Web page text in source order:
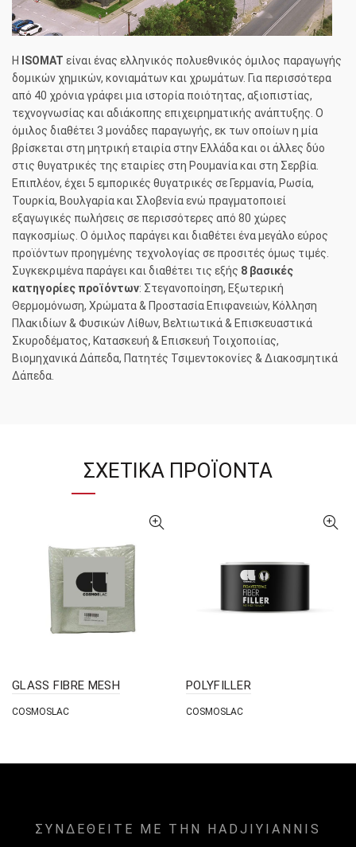
Η ISOMAT είναι ένας ελληνικός πολυεθνικός όμιλος παραγωγής
δομικών χημικών, κονιαμάτων και χρωμάτων. Για περισσότερα
από 40 χρόνια γράφει μια ιστορία ποιότητας, αξιοπιστίας,
τεχνογνωσίας και αδιάκοπης επιχειρηματικής ανάπτυξης. Ο
όμιλος διαθέτει 3 μονάδες παραγωγής, εκ των οποίων η μία
βρίσκεται στη μητρική εταιρία στην Ελλάδα και οι άλλες δύο
στις θυγατρικές της εταιρίες στη Ρουμανία και στη Σερβία.
Επιπλέον, έχει 5 εμπορικές θυγατρικές σε Γερμανία, Ρωσία,
Τουρκία, Βουλγαρία και Σλοβενία ενώ πραγματοποιεί
εξαγωγικές πωλήσεις σε περισσότερες από 80 χώρες
παγκοσμίως. Ο όμιλος παράγει και διαθέτει ένα μεγάλο εύρος
προϊόντων προηγμένης τεχνολογίας σε προσιτές όμως τιμές.
Συγκεκριμένα παράγει και διαθέτει τις εξής 8 βασικές
κατηγορίες προϊόντων: Στεγανοποίηση, Εξωτερική
Θερμομόνωση, Χρώματα & Προστασία Επιφανειών, Κόλληση
Πλακιδίων & Φυσικών Λίθων, Βελτιωτικά & Επισκευαστικά
Σκυροδέματος, Κατασκευή & Επισκευή Τοιχοποιίας,
Βιομηχανικά Δάπεδα, Πατητές Τσιμεντοκονίες & Διακοσμητικά
Δάπεδα.
ΣΧΕΤΙΚΆ ΠΡΟΪΌΝΤΑ
GLASS FIBRE MESH
COSMOSLAC
POLYFILLER
COSMOSLAC
ΣΥΝΔΕΘΕΙΤΕ ΜΕ ΤΗΝ HADJIYIANNIS